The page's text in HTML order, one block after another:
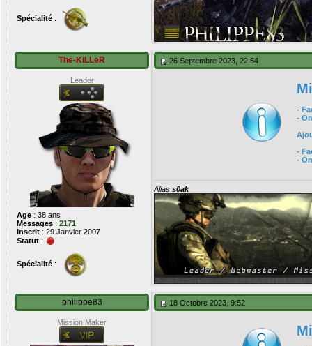
Spécialité :
The-KiLLeR
Leader
Age : 38 ans
Messages : 2171
Inscrit : 29 Janvier 2007
Statut :
Spécialité :
26 Septembre 2023, 22:54
-
-
-
-
Alias s0ak
philippe83
Mission Maker
18 Octobre 2023, 9:52